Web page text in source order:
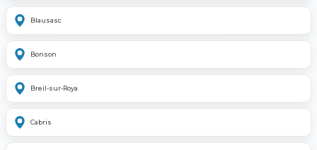
Blausasc
Bonson
Breil-sur-Roya
Cabris